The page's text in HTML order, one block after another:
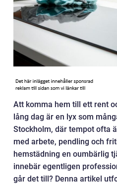
Att komma hem till ett rent
lång dag är en lyx som
Stockholm, där tempot ofta
med arbete, pendling och
hemstädning en oumbärlig
innebär egentligen
går det till? Denna artikel